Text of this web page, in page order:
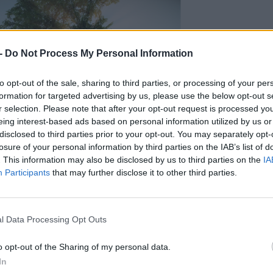
Do Not Process My Personal Information
opt-out of the sale, sharing to third parties, or processing of your
for targeted advertising by us, please use the below opt-out
selection. Please note that after your opt-out request is processed
interest-based ads based on personal information utilized by us
to third parties prior to your opt-out. You may separately
of your personal information by third parties on the IAB’s list of
This information may also be disclosed by us to third parties on the
Participants that may further disclose it to other third parties.
Data Processing Opt Outs
opt-out of the Sharing of my personal data.
lehetőségünk van kapcsolatba lépni a
beszélgetni a még jelenlévő emberekkel.
ám a csapat azt még nem döntötte el, hogy
absztrakt módon, az ott élt lakó
Dear Estherthez képest egy sokkal
lesz többször is végigjátszani, hiszen a